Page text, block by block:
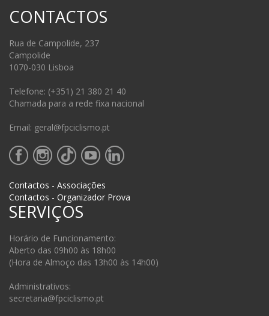
CONTACTOS
Rua de Campolide, 237
Campolide
1070-030 Lisboa
Telefone: (+351) 21 380 21 40
Chamada para a rede fixa nacional
Email: geral@fpciclismo.pt
Contactos - Associações
Contactos - Organizador Prova
SERVIÇOS
Horário de Funcionamento:
Aberto das 09h00 às 18h00
(Hora de Almoço das 13h00 às 14h00)
Administrativos:
secretaria@fpciclismo.pt